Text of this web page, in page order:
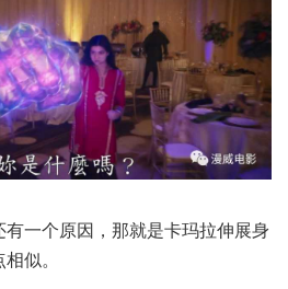
一个原因，那就是卡玛拉伸展身
似。